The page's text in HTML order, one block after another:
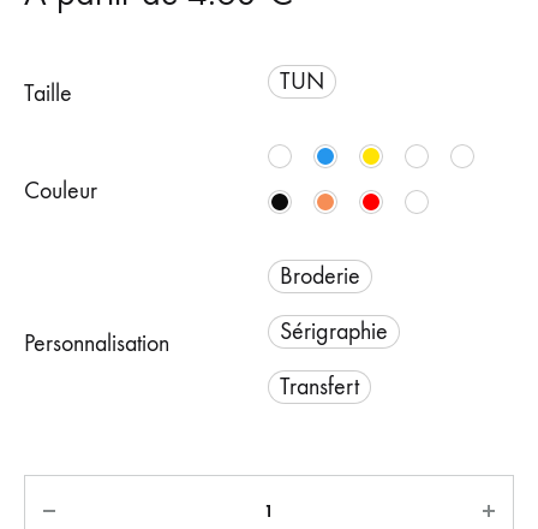
Taille TUN
Couleur
Personnalisation
Broderie
Sérigraphie
Transfert